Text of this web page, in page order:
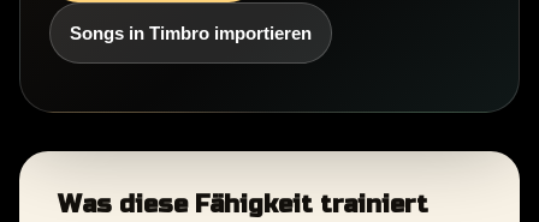
Songs in Timbro importieren
Was diese Fähigkeit trainiert